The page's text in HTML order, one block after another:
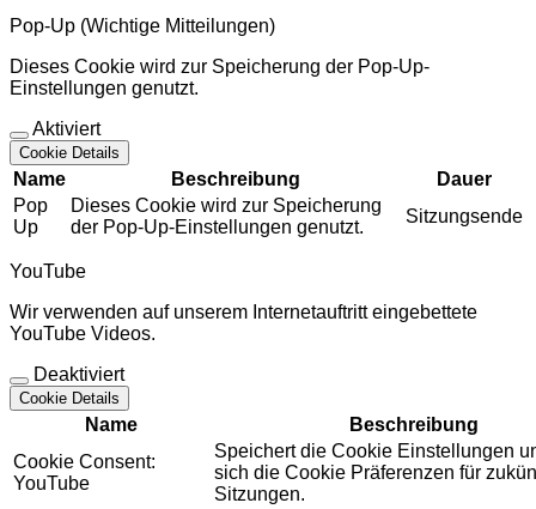
Pop-Up (Wichtige Mitteilungen)
Dieses Cookie wird zur Speicherung der Pop-Up-
Einstellungen genutzt.
Aktiviert
Cookie Details
Name Beschreibung
Dauer
Pop
Up
Dieses Cookie wird zur Speicherung
der Pop-Up-Einstellungen genutzt.
Sitzungsende
YouTube
Wir verwenden auf unserem Internetauftritt eingebettete
YouTube Videos.
Deaktiviert
Cookie Details
Name
Beschreibung
Cookie Consent:
YouTube
Speichert die Cookie Einstellungen
sich die Cookie Präferenzen für
Sitzungen.